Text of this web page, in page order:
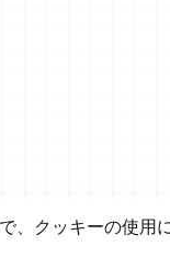
、クッキーの使用